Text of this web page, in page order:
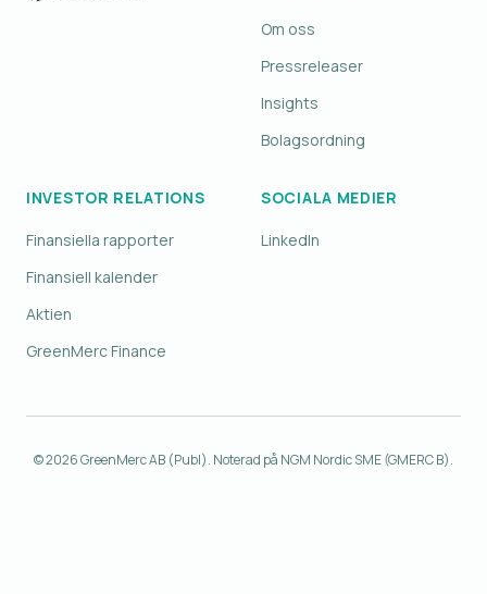
Om oss
Pressreleaser
Insights
Bolagsordning
INVESTOR RELATIONS
Finansiella rapporter
Finansiell kalender
Aktien
GreenMerc Finance
SOCIALA MEDIER
LinkedIn
© 2026 GreenMerc AB (Publ). Noterad på NGM Nordic SME (GMERC B).